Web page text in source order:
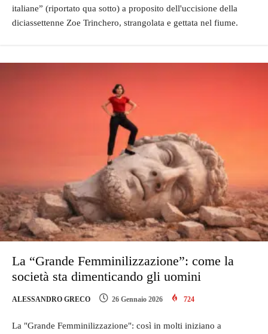
italiane” (riportato qua sotto) a proposito dell'uccisione della
diciassettenne Zoe Trinchero, strangolata e gettata nel fiume.
La “Grande Femminilizzazione”: come la
società sta dimenticando gli uomini
ALESSANDRO GRECO 26 Gennaio 2026 724
La "Grande Femminilizzazione": così in molti iniziano a